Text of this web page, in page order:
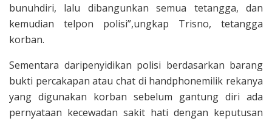
bunuhdiri, lalu dibangunkan semua tetangga, dan
kemudian telpon polisi”,ungkap Trisno, tetangga
korban.
Sementara daripenyidikan polisi berdasarkan barang
bukti percakapan atau chat di handphonemilik rekanya
yang digunakan korban sebelum gantung diri ada
pernyataan kecewadan sakit hati dengan keputusan